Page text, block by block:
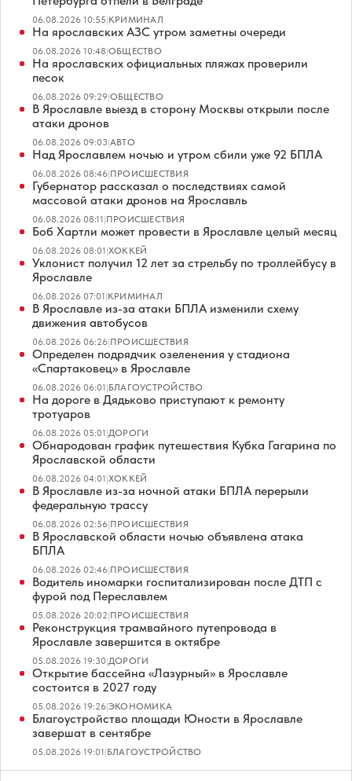
06.08.2026 10:55|КРИМИНАЛ
На ярославских АЗС утром заметны очереди
06.08.2026 10:48|ОБЩЕСТВО
На ярославских официальных пляжах проверили
песок
06.08.2026 09:29|ОБЩЕСТВО
В Ярославле выезд в сторону Москвы открыли после
атаки дронов
06.08.2026 09:03|АВТО
Над Ярославлем ночью и утром сбили уже 92 БПЛА
06.08.2026 08:46|ПРОИСШЕСТВИЯ
Губернатор рассказал о последствиях самой
массовой атаки дронов на Ярославль
06.08.2026 08:11|ПРОИСШЕСТВИЯ
Боб Хартли может провести в Ярославле целый месяц
06.08.2026 08:01|ХОККЕЙ
Уклонист получил 12 лет за стрельбу по троллейбусу в
Ярославле
06.08.2026 07:01|КРИМИНАЛ
В Ярославле из-за атаки БПЛА изменили схему
движения автобусов
06.08.2026 06:26|ПРОИСШЕСТВИЯ
Определен подрядчик озеленения у стадиона
«Спартаковец» в Ярославле
06.08.2026 06:01|БЛАГОУСТРОЙСТВО
На дороге в Дядьково приступают к ремонту
тротуаров
06.08.2026 05:01|ДОРОГИ
Обнародован график путешествия Кубка Гагарина по
Ярославской области
06.08.2026 04:01|ХОККЕЙ
В Ярославле из-за ночной атаки БПЛА перерыли
федеральную трассу
06.08.2026 02:56|ПРОИСШЕСТВИЯ
В Ярославской области ночью объявлена атака
БПЛА
06.08.2026 02:46|ПРОИСШЕСТВИЯ
Водитель иномарки госпитализирован после ДТП с
фурой под Переславлем
05.08.2026 20:02|ПРОИСШЕСТВИЯ
Реконструкция трамвайного путепровода в
Ярославле завершится в октябре
05.08.2026 19:30|ДОРОГИ
Открытие бассейна «Лазурный» в Ярославле
состоится в 2027 году
05.08.2026 19:26|ЭКОНОМИКА
Благоустройство площади Юности в Ярославле
завершат в сентябре
05.08.2026 19:01|БЛАГОУСТРОЙСТВО